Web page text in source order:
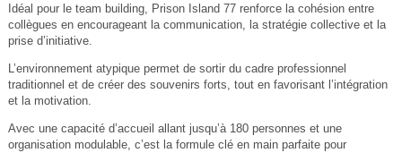
Idéal pour le team building, Prison Island 77 renforce la cohésion entre
collègues en encourageant la communication, la stratégie collective et la
prise d’initiative.
L’environnement atypique permet de sortir du cadre professionnel
traditionnel et de créer des souvenirs forts, tout en favorisant l’intégration
et la motivation.
Avec une capacité d’accueil allant jusqu’à 180 personnes et une
organisation modulable, c’est la formule clé en main parfaite pour